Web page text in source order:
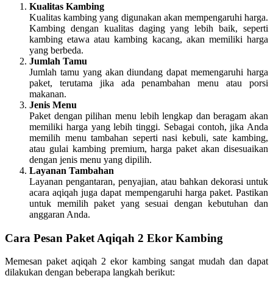
Kualitas Kambing
Kualitas kambing yang digunakan akan mempengaruhi harga.
Kambing dengan kualitas daging yang lebih baik, seperti
kambing etawa atau kambing kacang, akan memiliki harga
yang berbeda.
Jumlah Tamu
Jumlah tamu yang akan diundang dapat memengaruhi harga
paket, terutama jika ada penambahan menu atau porsi
makanan.
Jenis Menu
Paket dengan pilihan menu lebih lengkap dan beragam akan
memiliki harga yang lebih tinggi. Sebagai contoh, jika Anda
memilih menu tambahan seperti nasi kebuli, sate kambing,
atau gulai kambing premium, harga paket akan disesuaikan
dengan jenis menu yang dipilih.
Layanan Tambahan
Layanan pengantaran, penyajian, atau bahkan dekorasi untuk
acara aqiqah juga dapat mempengaruhi harga paket. Pastikan
untuk memilih paket yang sesuai dengan kebutuhan dan
anggaran Anda.
Cara Pesan Paket Aqiqah 2 Ekor Kambing
Memesan paket aqiqah 2 ekor kambing sangat mudah dan dapat
dilakukan dengan beberapa langkah berikut: